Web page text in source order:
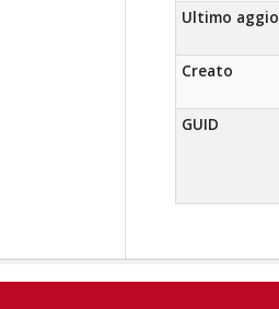
Ultimo
Creato
GUID